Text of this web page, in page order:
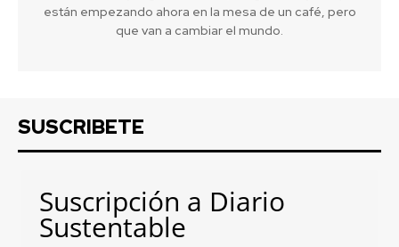
están empezando ahora en la mesa de un café, pero
que van a cambiar el mundo.
SUSCRIBETE
Suscripción a Diario
Sustentable